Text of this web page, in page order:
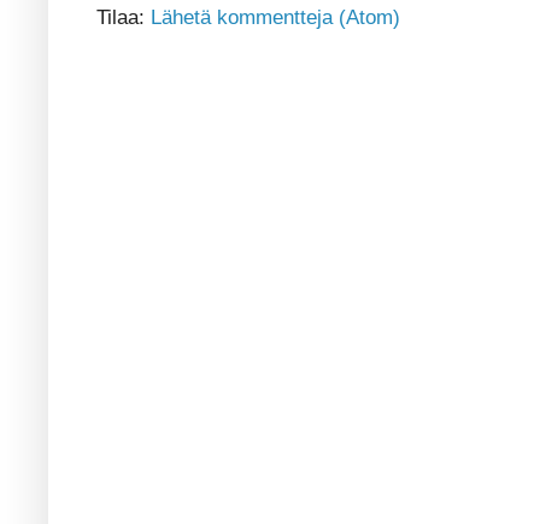
Tilaa: Lähetä kommentteja (Atom)